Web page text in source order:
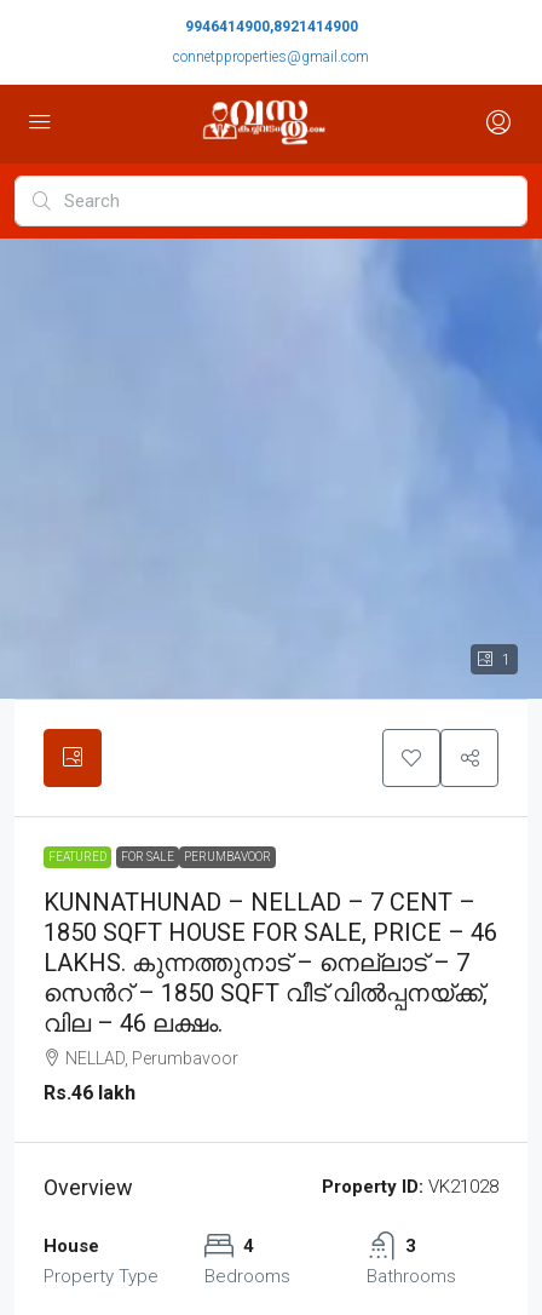
9946414900,8921414900
connetpproperties@gmail.com
1
FEATURED FOR SALE PERUMBAVOOR
KUNNATHUNAD – NELLAD – 7 CENT –
1850 SQFT HOUSE FOR SALE, PRICE – 46
LAKHS. കുന്നത്തുനാട് – നെല്ലാട് – 7
സെൻറ് – 1850 SQFT വീട് വിൽപ്പനയ്ക്ക്,
വില – 46 ലക്ഷം.
NELLAD, Perumbavoor
Rs.46 lakh
Overview Property ID: VK21028
House
Property Type
4
Bedrooms
3
Bathrooms